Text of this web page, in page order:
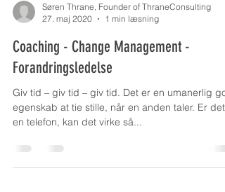
Søren Thrane, Founder of ThraneConsulting
27. maj 2020
1 min læsning
Coaching - Change Management -
Forandringsledelse
Giv tid – giv tid – giv tid. Det er en umanerlig god
egenskab at tie stille, når en anden taler. Er det i